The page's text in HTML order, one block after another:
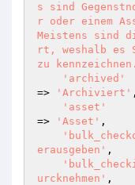
s sind
r oder einem
Meistens sind
rt, weshalb es
zu
'archived'
=>
'Archiviert' ,
'asset'
=>
'Asset' ,
erausgeben' ,
urcknehmen' ,